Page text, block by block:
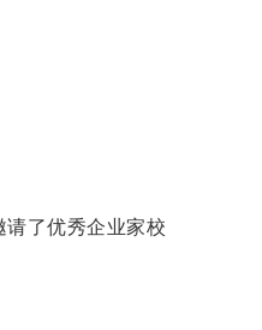
了优秀企业家校